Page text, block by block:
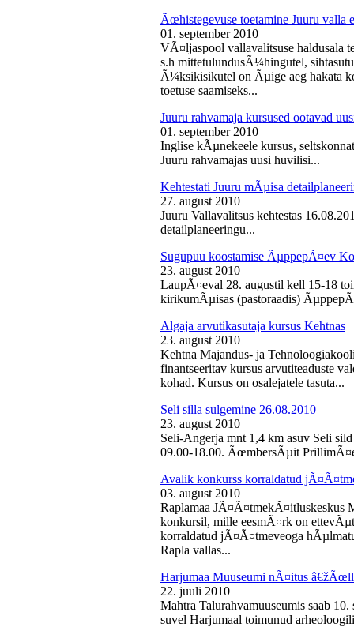
Ãœhistegevuse toetamine Juuru valla
01. september 2010
VÃ¤ljaspool vallavalitsuse haldusala
s.h mittetulundusÃ¼hingutel,
Ã¼ksikisikutel on Ãµige aeg hakata
toetuse saamiseks...
Juuru rahvamaja kursused ootavad
01. september 2010
Inglise kÃµnekeele kursus,
Juuru rahvamajas uusi huvilisi...
Kehtestati Juuru mÃµisa
27. august 2010
Juuru Vallavalitsus kehtestas
detailplaneeringu...
Sugupuu koostamise ÃµppepÃ¤ev
23. august 2010
LaupÃ¤eval 28. augustil kell 15-18
kirikumÃµisas (pastoraadis)
Algaja arvutikasutaja kursus Kehtnas
23. august 2010
Kehtna Majandus- ja
finantseeritav kursus arvutiteaduste
kohad. Kursus on osalejatele tasuta...
Seli silla sulgemine 26.08.2010
23. august 2010
Seli-Angerja mnt 1,4 km asuv Seli
09.00-18.00. ÃœmbersÃµit
Avalik konkurss korraldatud
03. august 2010
Raplamaa JÃ¤Ã¤tmekÃ¤itluskeskus
konkursil, mille eesmÃ¤rk on
korraldatud jÃ¤Ã¤tmeveoga
Rapla vallas...
Harjumaa Muuseumi nÃ¤itus
22. juuli 2010
Mahtra Talurahvamuuseumis saab
suvel Harjumaal toimunud